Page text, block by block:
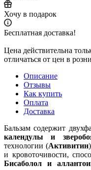
Хочу в подарок
Бесплатная доставка!
Цена действительна
отличаться от цен в
Описание
Отзывы
Как купить
Оплата
Доставка
Бальзам содержит
календулы и
технологии (Активитин
и кровоточивости,
Бисаболол и